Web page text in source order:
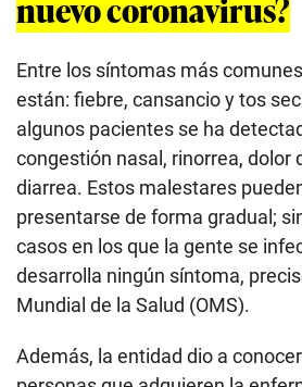
Entre los síntomas más
están: fiebre, cansancio y tos
algunos pacientes se ha
congestión nasal, rinorrea, dolor
diarrea. Estos malestares
presentarse de forma gradual;
casos en los que la gente se
desarrolla ningún síntoma,
Mundial de la Salud (OMS).
Además, la entidad dio a